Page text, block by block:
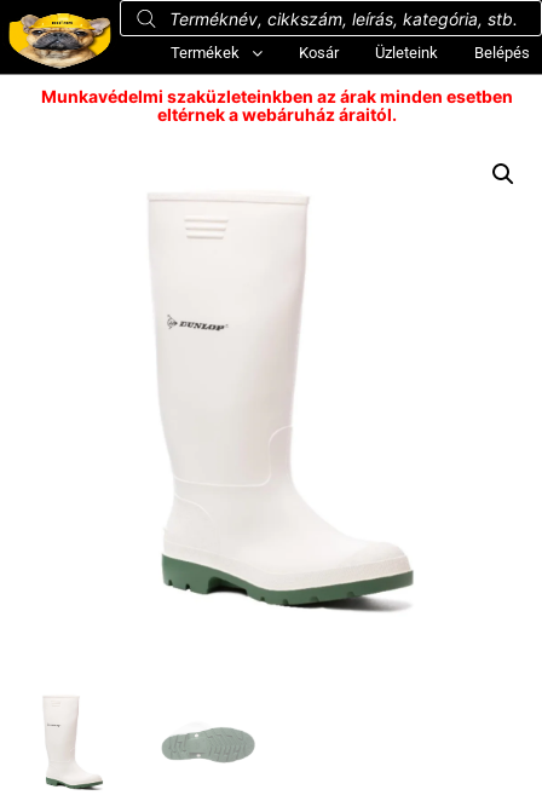
Termékek Kosár Üzleteink Belépés
Munkavédelmi szaküzleteinkben az árak minden esetben
eltérnek a webáruház áraitól.